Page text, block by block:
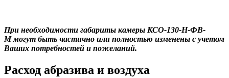
При необходимости габариты камеры КСО-130-Н-ФВ-
М могут быть частично или полностью изменены с учетом
Ваших потребностей и пожеланий.
Расход абразива и воздуха